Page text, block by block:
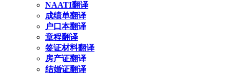
NAATI翻译
成绩单翻译
户口本翻译
章程翻译
签证材料翻译
房产证翻译
结婚证翻译